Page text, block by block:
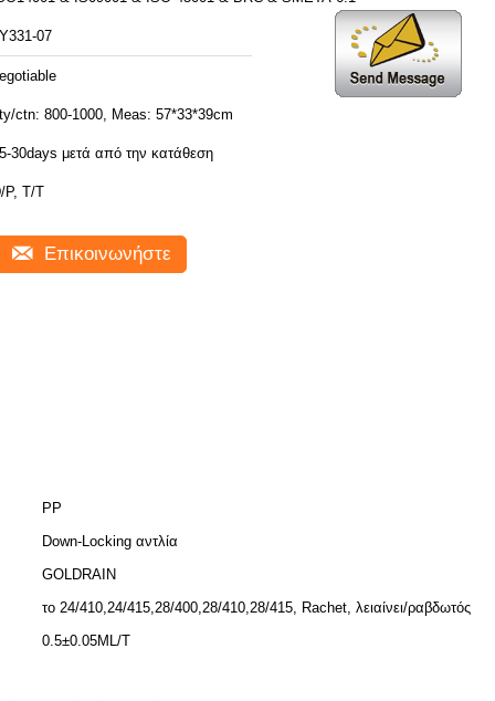
07
ctn: 800-1000, Meas: 57*33*39cm
30days μετά από την κατάθεση
P, T/T
Επικοινωνήστε
PP
Down-Locking αντλία
GOLDRAIN
το 24/410,24/415,28/400,28/410,28/415, Rachet, λειαίνει/ραβδωτός
0.5±0.05ML/T